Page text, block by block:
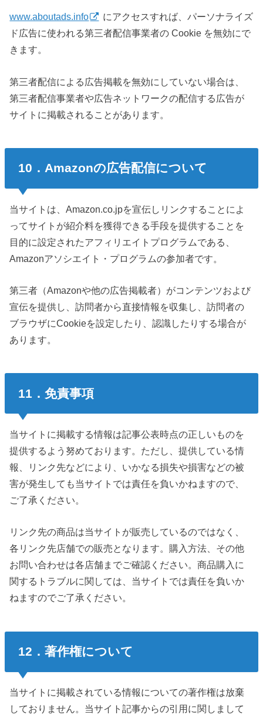
www.aboutads.info
にアクセスすれば、パーソナライズ
ド広告に使われる第三者配信事業者の Cookie を無効にで
きます。
第三者配信による広告掲載を無効にしていない場合は、
第三者配信事業者や広告ネットワークの配信する広告が
サイトに掲載されることがあります。
10．Amazonの広告配信について
当サイトは、Amazon.co.jpを宣伝しリンクすることによ
ってサイトが紹介料を獲得できる手段を提供することを
目的に設定されたアフィリエイトプログラムである、
Amazonアソシエイト・プログラムの参加者です。
第三者（Amazonや他の広告掲載者）がコンテンツおよび
宣伝を提供し、訪問者から直接情報を収集し、訪問者の
ブラウザにCookieを設定したり、認識したりする場合が
あります。
11．免責事項
当サイトに掲載する情報は記事公表時点の正しいものを
提供するよう努めております。ただし、提供している情
報、リンク先などにより、いかなる損失や損害などの被
害が発生しても当サイトでは責任を負いかねますので、
ご了承ください。
リンク先の商品は当サイトが販売しているのではなく、
各リンク先店舗での販売となります。購入方法、その他
お問い合わせは各店舗までご確認ください。商品購入に
関するトラブルに関しては、当サイトでは責任を負いか
ねますのでご了承ください。
12．著作権について
当サイトに掲載されている情報についての著作権は放棄
しておりません。当サイト記事からの引用に関しまして